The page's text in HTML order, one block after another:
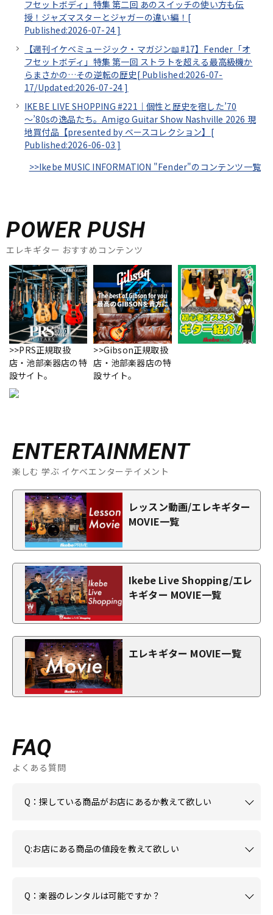
フセットボディ」特集 第二回 あのスイッチの使い方も伝
授！ジャズマスターとジャガーの違い編！[
Published:2026-07-24 ]
【週刊イケベミュージック・マガジン📖#17】Fender「オ
フセットボディ」特集 第一回 ストラトを超える最高級機か
らまさかの…その逆転の歴史[ Published:2026-07-
17/Updated:2026-07-24 ]
IKEBE LIVE SHOPPING #221｜個性と歴史を宿した’70
～’80sの逸品たち。Amigo Guitar Show Nashville 2026 現
地買付品【presented by ベースコレクション】[
Published:2026-06-03 ]
>>Ikebe MUSIC INFORMATION "Fender"のコンテンツ一覧
POWER PUSH
エレキギター おすすめコンテンツ
>>PRS正規取扱
店・池部楽器店の特
設サイト。
>>Gibson正規取扱
店・池部楽器店の特
設サイト。
ENTERTAINMENT
楽しむ 学ぶ イケベエンターテイメント
レッスン動画/エレキギター
MOVIE一覧
Ikebe Live Shopping/エレ
キギター MOVIE一覧
エレキギター MOVIE一覧
FAQ
よくある質問
Q：探している商品がお店にあるか教えて欲しい
Q:お店にある商品の値段を教えて欲しい
Q：楽器のレンタルは可能ですか？